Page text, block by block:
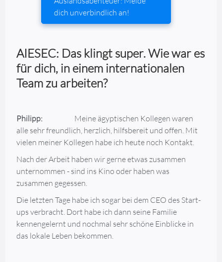
dich unverbindlich an!
AIESEC: Das klingt super. Wie war es
für dich, in einem internationalen
Team zu arbeiten?
Philipp:
Meine ägyptischen Kollegen waren
alle sehr freundlich, herzlich, hilfsbereit und offen. Mit
vielen meiner Kollegen habe ich heute noch Kontakt.
Nach der Arbeit haben wir gerne etwas zusammen
unternommen - sind ins Kino oder haben was
zusammen gegessen.
Die letzten Tage habe ich sogar bei dem CEO des Start-
ups verbracht. Dort habe ich dann seine Familie
kennengelernt und nochmal sehr schöne Einblicke in
das lokale Leben bekommen.